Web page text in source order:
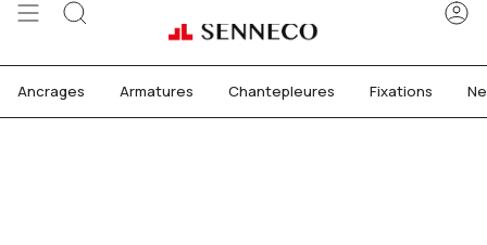
Passer
page
Recherche
Ancrages Armatures Chantepleures Fixations